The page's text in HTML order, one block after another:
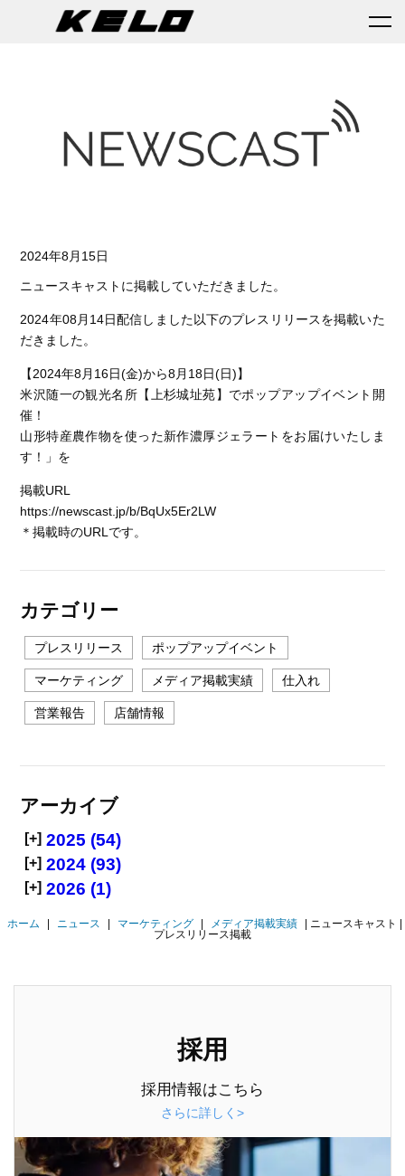
2024年8月15日
ニュースキャストに掲載していただきました。
2024年08月14日配信しました以下のプレスリリースを掲載いた
だきました。
【2024年8月16日(金)から8月18日(日)】
米沢随一の観光名所【上杉城址苑】でポップアップイベント開
催！
山形特産農作物を使った新作濃厚ジェラートをお届けいたしま
す！」を
掲載URL
https://newscast.jp/b/BqUx5Er2LW
＊掲載時のURLです。
カテゴリー
プレスリリース ポップアップイベント
マーケティング メディア掲載実績 仕入れ
営業報告 店舗情報
アーカイブ
[+] 2025 (54)
[+] 2024 (93)
[+] 2026 (1)
ホーム | ニュース | マーケティング | メディア掲載実績 | ニュースキャスト |
プレスリリース掲載
採用
採用情報はこちら
さらに詳しく>